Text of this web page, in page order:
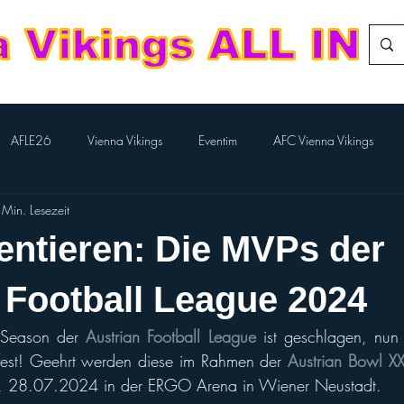
AFLE26 Vienna Vikings Eventim AFC Vienna Vikings
Kampfmannschaft
Flag-Herren Division Team European League of Football
Performance Cheer Sport Austria Finals ÖCCV ORF
Die MVPs der
League 2024
Lesezeit
der Austrian Football League ist geschlagen, nun
Geehrt werden diese im Rahmen der Austrian Bowl
28.07.2024 in der ERGO Arena in Wiener Neustadt.